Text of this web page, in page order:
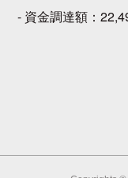
- 資金調達額：